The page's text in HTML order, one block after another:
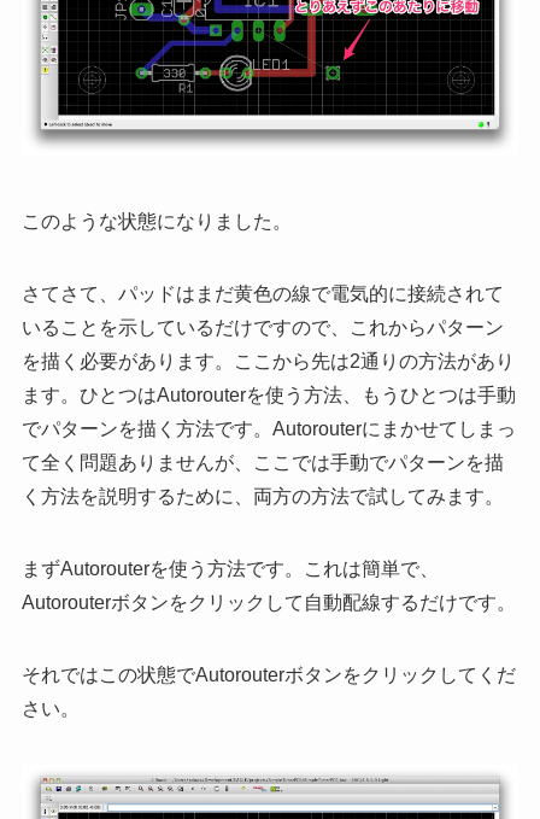
このような状態になりました。
さてさて、パッドはまだ黄色の線で電気的に接続されて
いることを示しているだけですので、これからパターン
を描く必要があります。ここから先は2通りの方法があり
ます。ひとつはAutorouterを使う方法、もうひとつは手動
でパターンを描く方法です。Autorouterにまかせてしまっ
て全く問題ありませんが、ここでは手動でパターンを描
く方法を説明するために、両方の方法で試してみます。
まずAutorouterを使う方法です。これは簡単で、
Autorouterボタンをクリックして自動配線するだけです。
それではこの状態でAutorouterボタンをクリックしてくだ
さい。